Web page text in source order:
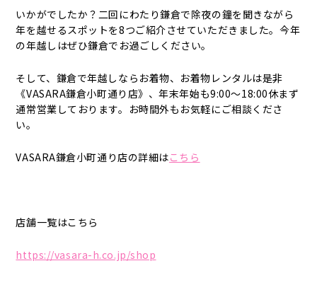
いかがでしたか？二回にわたり鎌倉で除夜の鐘を聞きながら
年を越せるスポットを8つご紹介させていただきました。今年
の年越しはぜひ鎌倉でお過ごしください。
そして、鎌倉で年越しならお着物、お着物レンタルは是非
《VASARA鎌倉小町通り店》、年末年始も9:00～18:00休まず
通常営業しております。お時間外もお気軽にご相談くださ
い。
VASARA鎌倉小町通り店の詳細はこちら
店舗一覧はこちら
https://vasara-h.co.jp/shop